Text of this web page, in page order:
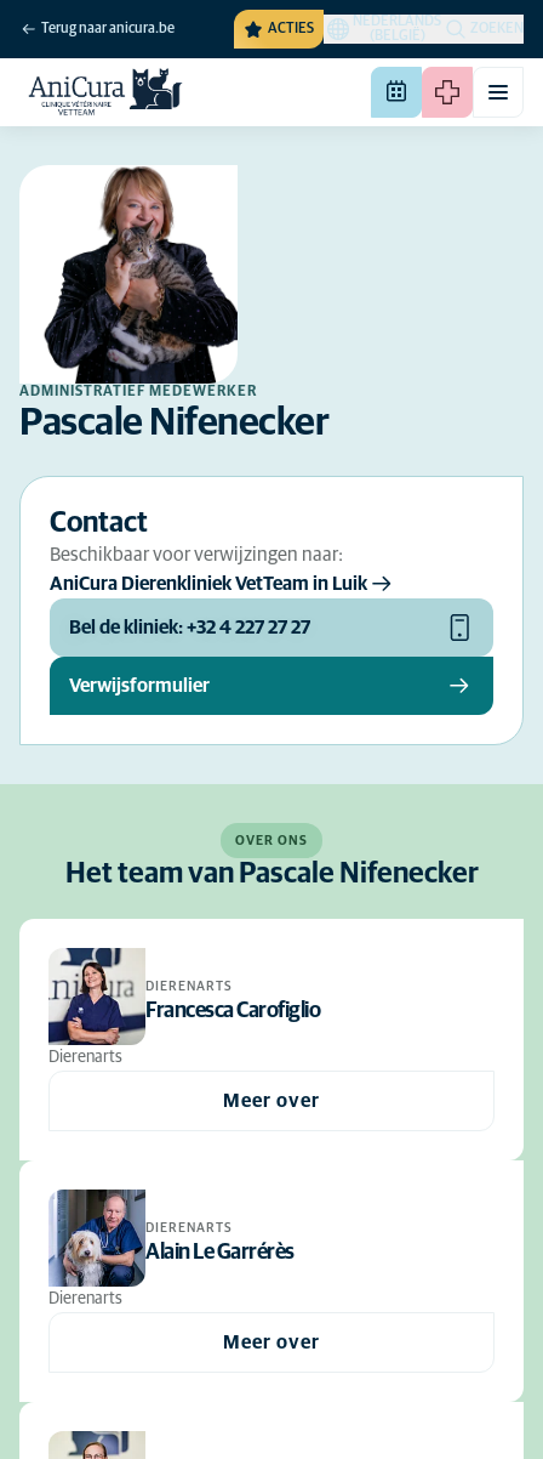
Terug naar anicura.be ACTIES
NEDERLANDS
(BELGIË)
ZOEKEN
ADMINISTRATIEF MEDEWERKER
Pascale Nifenecker
Contact
Beschikbaar voor verwijzingen naar:
AniCura Dierenkliniek VetTeam in Luik
Bel de kliniek: +32 4 227 27 27
Verwijsformulier
OVER ONS
Het team van Pascale Nifenecker
DIERENARTS
Francesca Carofiglio
Dierenarts
Meer over
DIERENARTS
Alain Le Garrérès
Dierenarts
Meer over